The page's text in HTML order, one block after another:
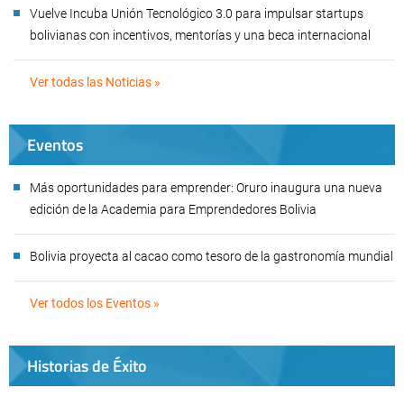
Vuelve Incuba Unión Tecnológico 3.0 para impulsar startups
bolivianas con incentivos, mentorías y una beca internacional
Ver todas las Noticias »
Eventos
Más oportunidades para emprender: Oruro inaugura una nueva
edición de la Academia para Emprendedores Bolivia
Bolivia proyecta al cacao como tesoro de la gastronomía mundial
Ver todos los Eventos »
Historias de Éxito